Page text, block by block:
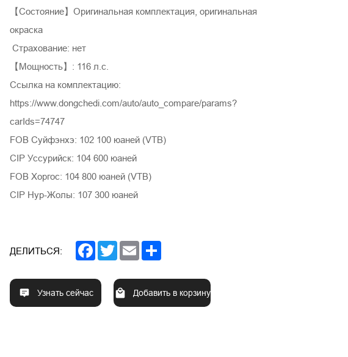
【Состояние】Оригинальная комплектация, оригинальная
окраска
Страхование: нет
【Мощность】: 116 л.с.
Ссылка на комплектацию:
https://www.dongchedi.com/auto/auto_compare/params?
carIds=74747
FOB Суйфэнхэ: 102 100 юаней (VTB)
CIP Уссурийск: 104 600 юаней
FOB Хоргос: 104 800 юаней (VTB)
CIP Нур-Жолы: 107 300 юаней
ДЕЛИТЬСЯ: Facebook
TwitterEmail
Узнать сейчас Добавить в корзину